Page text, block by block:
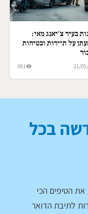
בעיר צ'יאנג מאי:
על תיירות ובטיחות
21/
691
בכל
את הטיפים הכי
לתיבת הדואר